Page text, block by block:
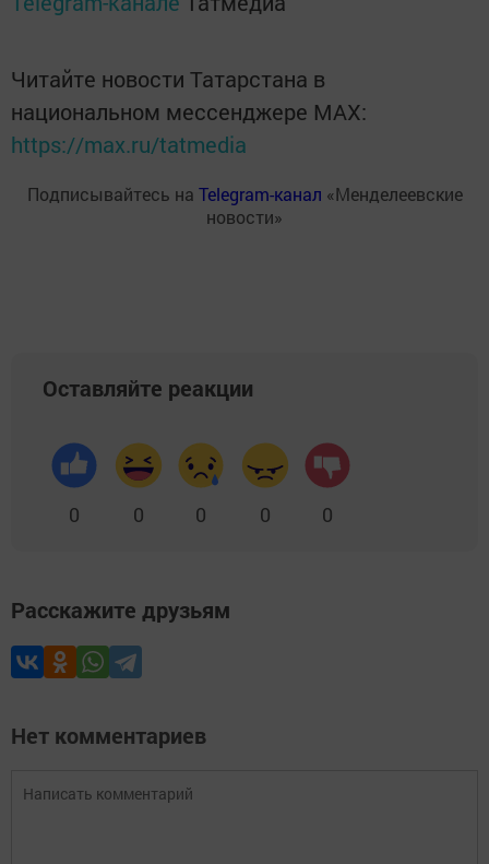
Читайте новости Татарстана в
национальном мессенджере MАХ:
https://max.ru/tatmedia
Подписывайтесь на Telegram-канал «Менделеевские
новости»
Оставляйте реакции
0 0 0 0 0
Расскажите друзьям
Нет комментариев